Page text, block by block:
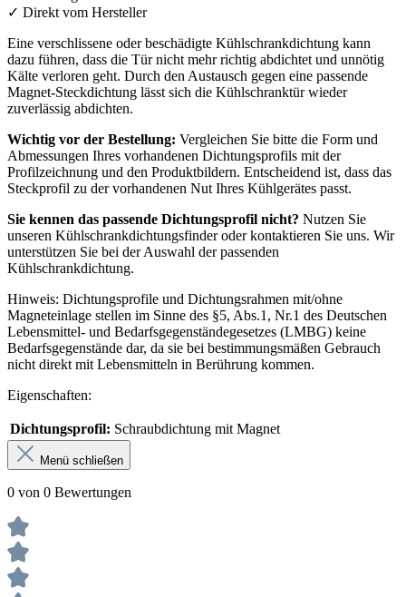
✓ Direkt vom Hersteller
Eine verschlissene oder beschädigte Kühlschrankdichtung kann
dazu führen, dass die Tür nicht mehr richtig abdichtet und unnötig
Kälte verloren geht. Durch den Austausch gegen eine passende
Magnet-Steckdichtung lässt sich die Kühlschranktür wieder
zuverlässig abdichten.
Wichtig vor der Bestellung: Vergleichen Sie bitte die Form und
Abmessungen Ihres vorhandenen Dichtungsprofils mit der
Profilzeichnung und den Produktbildern. Entscheidend ist, dass das
Steckprofil zu der vorhandenen Nut Ihres Kühlgerätes passt.
Sie kennen das passende Dichtungsprofil nicht? Nutzen Sie
unseren Kühlschrankdichtungsfinder oder kontaktieren Sie uns. Wir
unterstützen Sie bei der Auswahl der passenden
Kühlschrankdichtung.
Hinweis: Dichtungsprofile und Dichtungsrahmen mit/ohne
Magneteinlage stellen im Sinne des §5, Abs.1, Nr.1 des Deutschen
Lebensmittel- und Bedarfsgegenständegesetzes (LMBG) keine
Bedarfsgegenstände dar, da sie bei bestimmungsmäßen Gebrauch
nicht direkt mit Lebensmitteln in Berührung kommen.
Eigenschaften:
Dichtungsprofil: Schraubdichtung mit Magnet
Menü schließen
0 von 0 Bewertungen